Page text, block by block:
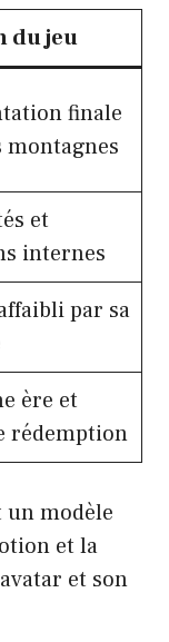
du jeu
finale
montagnes
et
internes
par sa
ère et
rédemption
un modèle
et la
et son